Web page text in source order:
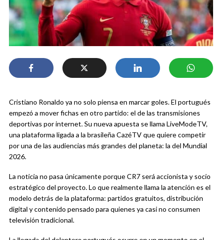
Cristiano Ronaldo ya no solo piensa en marcar goles. El portugués
empezó a mover fichas en otro partido: el de las transmisiones
deportivas por internet. Su nueva apuesta se llama LiveModeTV,
una plataforma ligada a la brasileña CazéTV que quiere competir
por una de las audiencias más grandes del planeta: la del Mundial
2026.
La noticia no pasa únicamente porque CR7 será accionista y socio
estratégico del proyecto. Lo que realmente llama la atención es el
modelo detrás de la plataforma: partidos gratuitos, distribución
digital y contenido pensado para quienes ya casi no consumen
televisión tradicional.